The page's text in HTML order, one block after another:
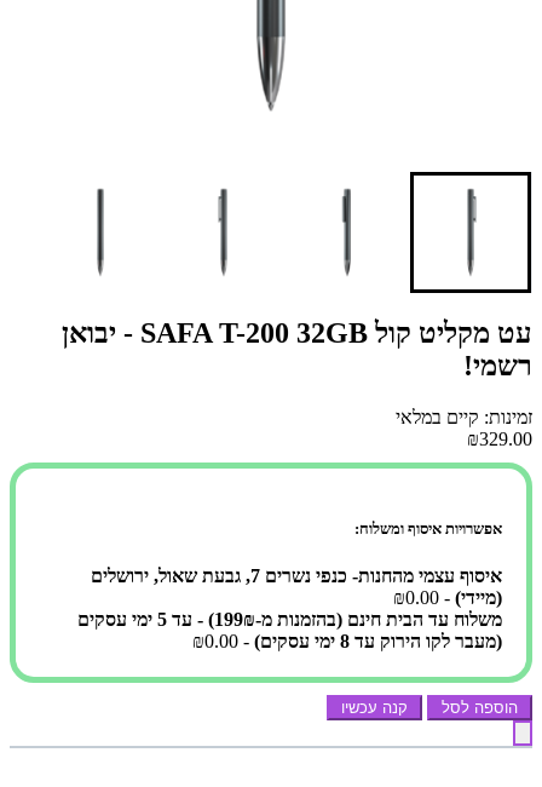
עט מקליט קול SAFA T-200 32GB - יבואן
רשמי!
זמינות: קיים במלאי
₪329.00
אפשרויות איסוף ומשלוח:
איסוף עצמי מהחנות- כנפי נשרים 7, גבעת שאול, ירושלים
(מיידי) - ₪0.00
משלוח עד הבית חינם (בהזמנות מ-199₪) - עד 5 ימי עסקים
(מעבר לקו הירוק עד 8 ימי עסקים)
- ₪0.00
הוספה לסל קנה עכשיו